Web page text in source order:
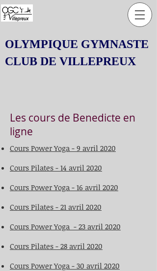
OLYMPIQUE GYMNASTE
CLUB DE VILLEPREUX
Les cours de Benedicte en
ligne
Cours Power Yoga - 9 avril 2020
Cours Pilates - 14 avril 2020
Cours Power Yoga - 16 avril 2020
Cours Pilates - 21 avril 2020
Cours Power Yoga - 23 avril 2020
Cours Pilates - 28 avril 2020
Cours Power Yoga - 30 avril 2020